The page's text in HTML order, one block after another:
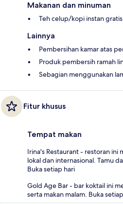
Makanan dan minuman
Teh celup/kopi instan gratis
Lainnya
Pembersihan kamar atas
Produk pembersih ramah
Sebagian menggunakan
Fitur khusus
Tempat makan
Irina's Restaurant - restoran ini
lokal dan internasional. Tamu
Buka setiap hari
Gold Age Bar - bar koktail ini
serta makan malam. Buka